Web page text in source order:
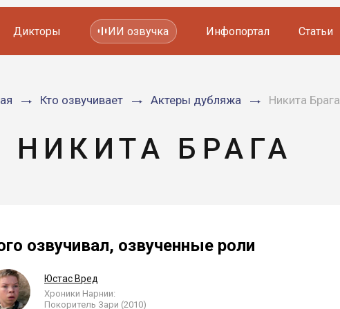
Мультфильмов
Дикторы ИИ озвучка Инфопортал Статьи
Кто озвучивает Актеры дубляжа Никита Брага
НИКИТА БРАГА
озвучивал, озвученные роли
Юстас Вред
Хроники Нарнии:
Покоритель Зари (2010)